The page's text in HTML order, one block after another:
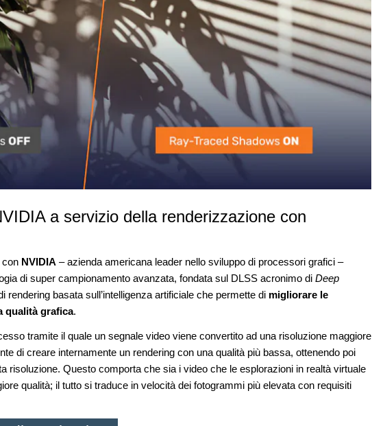
a servizio della renderizzazione con
con NVIDIA – azienda americana leader nello sviluppo di processori grafici –
di super campionamento avanzata, fondata sul DLSS acronimo di Deep
rendering basata sull’intelligenza artificiale che permette di migliorare le
qualità grafica.
tramite il quale un segnale video viene convertito ad una risoluzione maggiore
di creare internamente un rendering con una qualità più bassa, ottenendo poi
risoluzione. Questo comporta che sia i video che le esplorazioni in realtà virtuale
qualità; il tutto si traduce in velocità dei fotogrammi più elevata con requisiti